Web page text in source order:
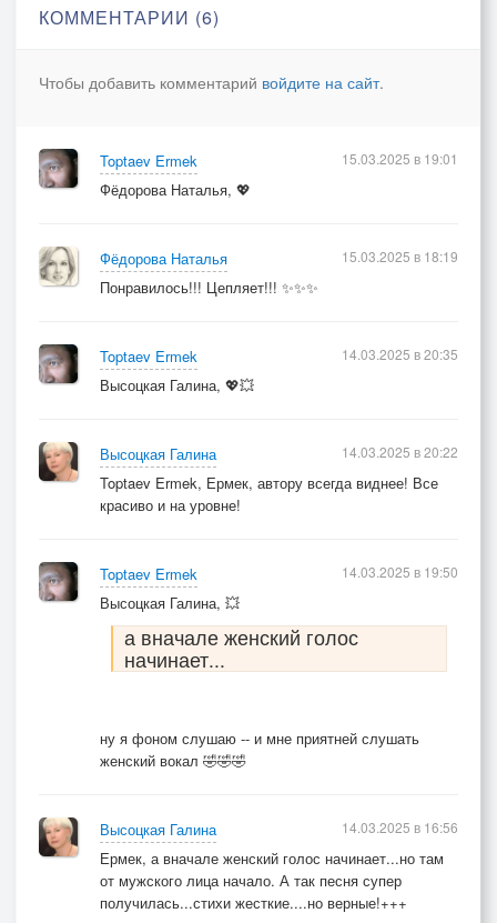
Я с дочкой играю сцену.
Зал аплодирует, шёпот в углу,
Время течёт за той рекой,
Но наша душа не знает потерь.
Что толку ныть? (Hey!)
Что толку ждать? (Hey!)
Лист оборван,
Пора другой доставать!
А после всё опять с нуля...
Другие цели, новый этап.
Посмейтесь, если не успели,
КОММЕНТАРИИ (6)
Чтобы добавить комментарий войдите на сайт.
Toptaev Ermek
Фёдорова Наталья, 💖
15.03.2025 в 19:01
Фёдорова Наталья
Понравилось!!! Цепляет!!! ✨✨✨
15.03.2025 в 18:19
Toptaev Ermek
Высоцкая Галина, 💖💥
14.03.2025 в 20:35
Высоцкая Галина
Toptaev Ermek, Ермек, автору всегда виднее! Все
красиво и на уровне!
14.03.2025 в 20:22
Toptaev Ermek
Высоцкая Галина, 💥
а вначале женский голос
начинает...
ну я фоном слушаю -- и мне приятней слушать
женский вокал 🤣🤣🤣
14.03.2025 в 19:50
Высоцкая Галина
Ермек, а вначале женский голос начинает...но там
от мужского лица начало. А так песня супер
получилась...стихи жесткие....но верные!+++
14.03.2025 в 16:56